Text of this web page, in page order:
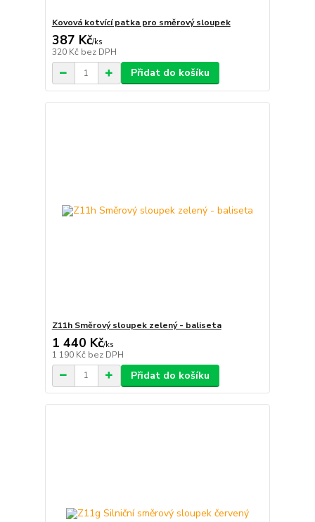
Kovová kotvící patka pro směrový sloupek
387 Kč/ks
320 Kč bez DPH
Přidat do košíku
Z11h Směrový sloupek zelený - baliseta
1 440 Kč/ks
1 190 Kč bez DPH
Přidat do košíku